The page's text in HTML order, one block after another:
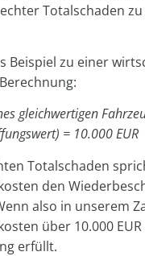
Totalschaden
Beispiel zu einer
gleichwertigen
= 10.000 EUR
Totalschaden
den
also in unserem
über 10.000
erfüllt.